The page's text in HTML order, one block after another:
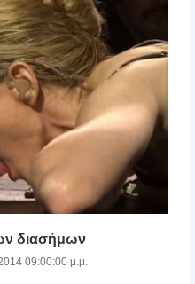
διασήμων
09:00:00 μ.μ.